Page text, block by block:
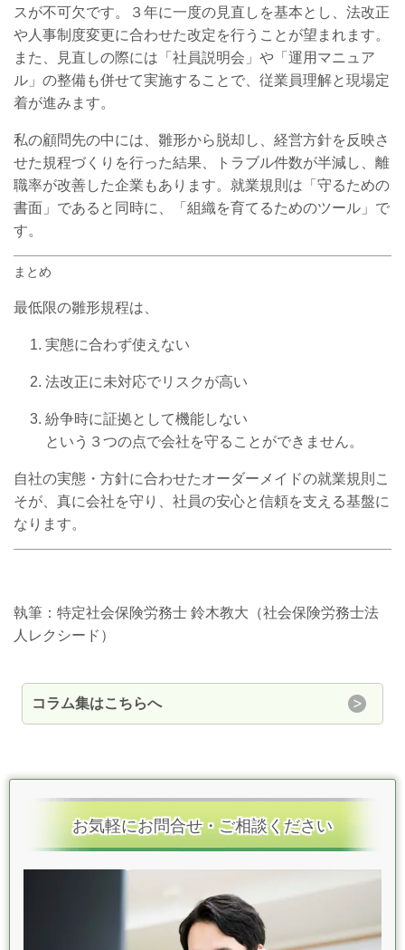
スが不可欠です。３年に一度の見直しを基本とし、法改正
や人事制度変更に合わせた改定を行うことが望まれます。
また、見直しの際には「社員説明会」や「運用マニュア
ル」の整備も併せて実施することで、従業員理解と現場定
着が進みます。
私の顧問先の中には、雛形から脱却し、経営方針を反映さ
せた規程づくりを行った結果、トラブル件数が半減し、離
職率が改善した企業もあります。就業規則は「守るための
書面」であると同時に、「組織を育てるためのツール」で
す。
まとめ
最低限の雛形規程は、
実態に合わず使えない
法改正に未対応でリスクが高い
紛争時に証拠として機能しない
という３つの点で会社を守ることができません。
自社の実態・方針に合わせたオーダーメイドの就業規則こ
そが、真に会社を守り、社員の安心と信頼を支える基盤に
なります。
執筆：特定社会保険労務士 鈴木教大（社会保険労務士法
人レクシード）
コラム集はこちらへ
お気軽にお問合せ・ご相談ください